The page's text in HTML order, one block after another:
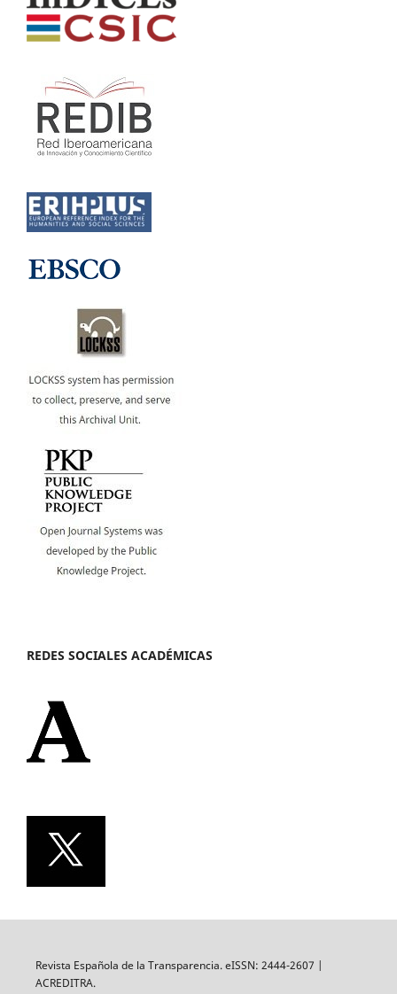
REDES SOCIALES ACADÉMICAS
Revista Española de la Transparencia. eISSN: 2444-2607 |
ACREDITRA.